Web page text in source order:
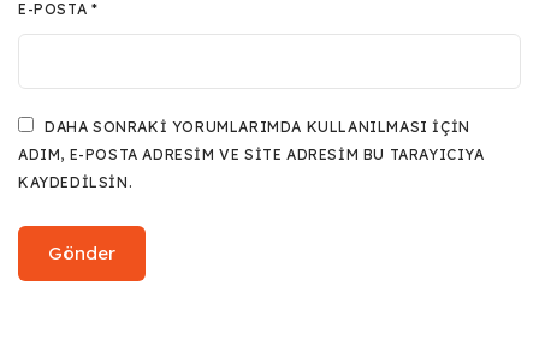
E-POSTA *
DAHA SONRAKI YORUMLARIMDA KULLANILMASI IÇIN
ADIM, E-POSTA ADRESIM VE SITE ADRESIM BU TARAYICIYA
KAYDEDILSIN.